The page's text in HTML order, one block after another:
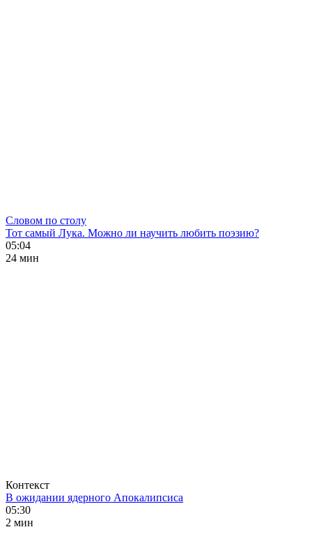
Словом по столу
Тот самый Лука. Можно ли научить любить поэзию?
05:04
24 мин
Контекст
В ожидании ядерного Апокалипсиса
05:30
2 мин